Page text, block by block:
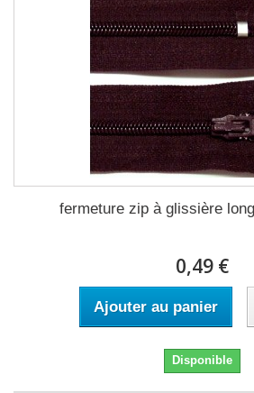
fermeture zip à glissière
0,49 €
Ajouter au panier
Disponible